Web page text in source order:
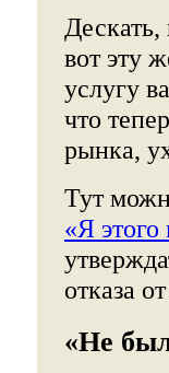
вот эту
услугу
что
рынка,
Тут
«Я этого
отказа
«Не